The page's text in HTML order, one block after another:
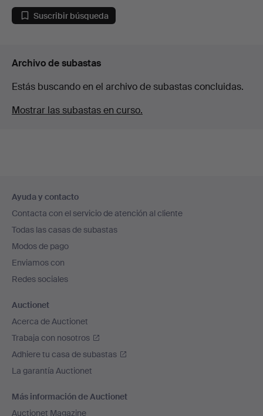
Suscribir búsqueda
Archivo de subastas
Estás buscando en el archivo de subastas concluidas.
Mostrar las subastas en curso.
en
el
pie
de
página
Ayuda y contacto
Contacta con el servicio de atención al cliente
Todas las casas de subastas
Modos de pago
Enviamos con
Redes sociales
Auctionet
Acerca de Auctionet
Trabaja con nosotros
Adhiere tu casa de subastas
La garantía Auctionet
Más información de Auctionet
Auctionet Magazine